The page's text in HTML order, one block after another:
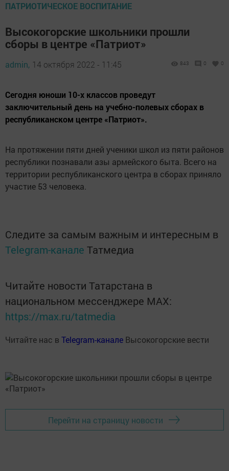
ПАТРИОТИЧЕСКОЕ ВОСПИТАНИЕ
Высокогорские школьники прошли
сборы в центре «Патриот»
admin, 14 октября 2022 - 11:45 843 0 0
Сегодня юноши 10-х классов проведут
заключительный день на учебно-полевых сборах в
республиканском центре «Патриот».
На протяжении пяти дней ученики школ из пяти районов
республики познавали азы армейского быта. Всего на
территории республиканского центра в сборах приняло
участие 53 человека.
Следите за самым важным и интересным в
Telegram-канале Татмедиа
Читайте новости Татарстана в
национальном мессенджере MАХ:
https://max.ru/tatmedia
Читайте нас в Telegram-канале Высокогорские вести
Перейти на страницу новости